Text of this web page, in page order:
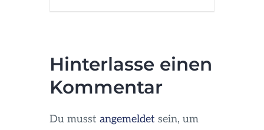
Hinterlasse einen
Kommentar
Du musst angemeldet sein, um